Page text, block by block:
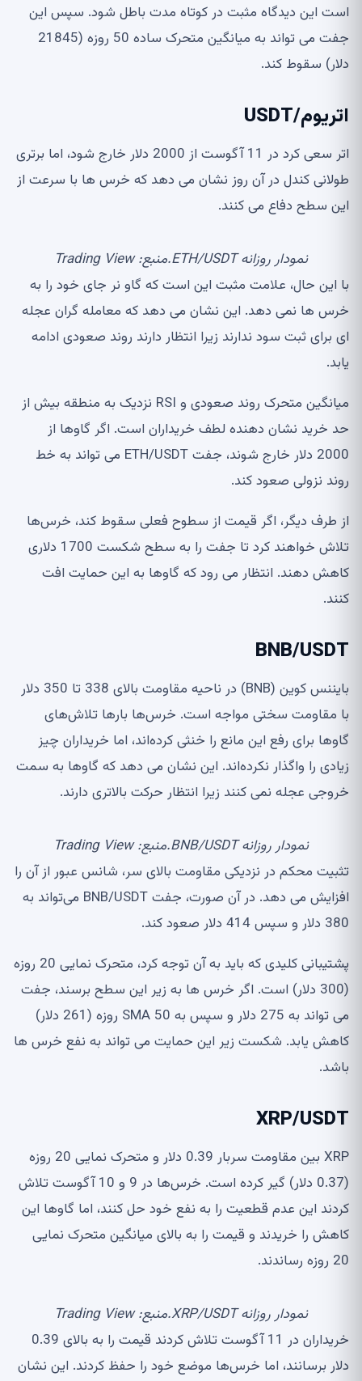
است این دیدگاه مثبت در کوتاه مدت باطل شود. سپس این
جفت می تواند به میانگین متحرک ساده 50 روزه (21845
دلار) سقوط کند.
اتریوم/USDT
اتر سعی کرد در 11 آگوست از 2000 دلار خارج شود، اما برتری
طولانی کندل در آن روز نشان می دهد که خرس ها با سرعت از
این سطح دفاع می کنند.
نمودار روزانه ETH/USDT.منبع: Trading View
با این حال، علامت مثبت این است که گاو نر جای خود را به
خرس ها نمی دهد. این نشان می دهد که معامله گران عجله
ای برای ثبت سود ندارند زیرا انتظار دارند روند صعودی ادامه
یابد.
میانگین متحرک روند صعودی و RSI نزدیک به منطقه بیش از
حد خرید نشان دهنده لطف خریداران است. اگر گاوها از
2000 دلار خارج شوند، جفت ETH/USDT می تواند به خط
روند نزولی صعود کند.
از طرف دیگر، اگر قیمت از سطوح فعلی سقوط کند، خرس‌ها
تلاش خواهند کرد تا جفت را به سطح شکست 1700 دلاری
کاهش دهند. انتظار می رود که گاوها به این حمایت افت
کنند.
BNB/USDT
بایننس کوین (BNB) در ناحیه مقاومت بالای 338 تا 350 دلار
با مقاومت سختی مواجه است. خرس‌ها بارها تلاش‌های
گاوها برای رفع این مانع را خنثی کرده‌اند، اما خریداران چیز
زیادی را واگذار نکرده‌اند. این نشان می دهد که گاوها به سمت
خروجی عجله نمی کنند زیرا انتظار حرکت بالاتری دارند.
نمودار روزانه BNB/USDT.منبع: Trading View
تثبیت محکم در نزدیکی مقاومت بالای سر، شانس عبور از آن را
افزایش می دهد. در آن صورت، جفت BNB/USDT می‌تواند به
380 دلار و سپس 414 دلار صعود کند.
پشتیبانی کلیدی که باید به آن توجه کرد، متحرک نمایی 20 روزه
(300 دلار) است. اگر خرس ها به زیر این سطح برسند، جفت
می تواند به 275 دلار و سپس به SMA 50 روزه (261 دلار)
کاهش یابد. شکست زیر این حمایت می تواند به نفع خرس ها
باشد.
XRP/USDT
XRP بین مقاومت سربار 0.39 دلار و متحرک نمایی 20 روزه
(0.37 دلار) گیر کرده است. خرس‌ها در 9 و 10 آگوست تلاش
کردند این عدم قطعیت را به نفع خود حل کنند، اما گاوها این
کاهش را خریدند و قیمت را به بالای میانگین متحرک نمایی
20 روزه رساندند.
نمودار روزانه XRP/USDT.منبع: Trading View
خریداران در 11 آگوست تلاش کردند قیمت را به بالای 0.39
دلار برسانند، اما خرس‌ها موضع خود را حفظ کردند. این نشان